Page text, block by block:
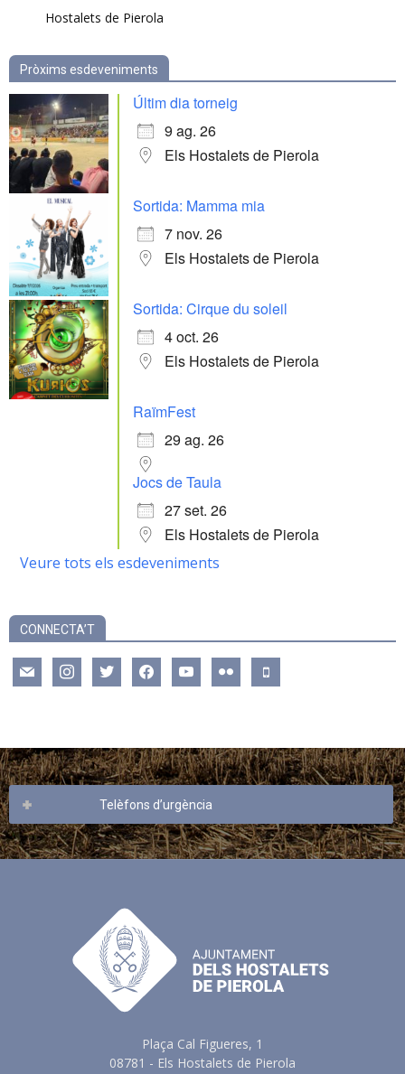
Hostalets de Pierola
Pròxims esdeveniments
Últim dia torneig
9 ag. 26
Els Hostalets de Pierola
Sortida: Mamma mia
7 nov. 26
Els Hostalets de Pierola
Sortida: Cirque du soleil
4 oct. 26
Els Hostalets de Pierola
RaïmFest
29 ag. 26
Jocs de Taula
27 set. 26
Els Hostalets de Pierola
Veure tots els esdeveniments
CONNECTA’T
mail instagramtwitter facebookyoutube flickr mobile
Telèfons d’urgència
Plaça Cal Figueres, 1
08781 - Els Hostalets de Pierola